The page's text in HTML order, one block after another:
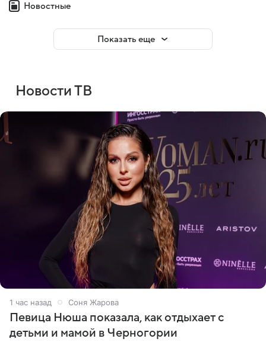
Новостные
Показать еще
Новости ТВ
1 час назад Соня Жарова
Певица Нюша показала, как отдыхает с
детьми и мамой в Черногории